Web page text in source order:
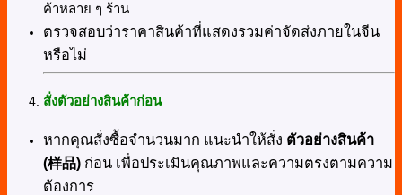
ค้าหลาย ๆ ร้าน
ตรวจสอบว่าราคาสินค้าที่แสดงรวมค่าจัดส่งภายในจีน
หรือไม่
สั่งตัวอย่างสินค้าก่อน
หากคุณสั่งซื้อจำนวนมาก แนะนำให้สั่ง ตัวอย่างสินค้า
(样品) ก่อน เพื่อประเมินคุณภาพและความตรงตามความ
ต้องการ